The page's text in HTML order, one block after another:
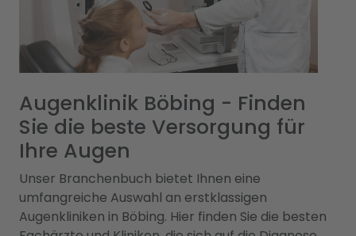
Augenklinik Böbing - Finden
Sie die beste Versorgung für
Ihre Augen
Unser Branchenbuch bietet Ihnen eine
umfangreiche Auswahl an erstklassigen
Augenkliniken in Böbing. Hier finden Sie die besten